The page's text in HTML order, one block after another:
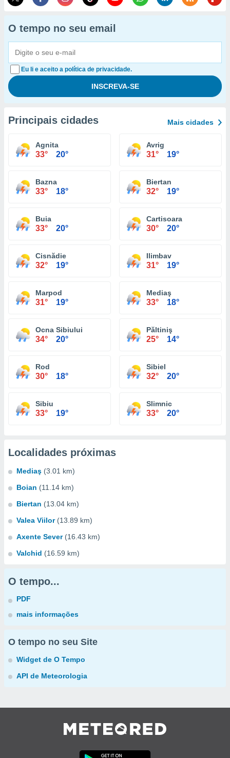
O tempo no seu email
Eu li e aceito a política de privacidade.
Principais cidades Mais cidades
Agnita
33° 20°
Avrig
31° 19°
Bazna
33° 18°
Biertan
32° 19°
Buia
33° 20°
Cartisoara
30° 20°
Cisnădie
32° 19°
Ilimbav
31° 19°
Marpod
31° 19°
Mediaş
33° 18°
Ocna Sibiului
34° 20°
Păltiniş
25° 14°
Rod
30° 18°
Sibiel
32° 20°
Sibiu
33° 19°
Slimnic
33° 20°
Localidades próximas
Mediaş (3.01 km)
Boian (11.14 km)
Biertan (13.04 km)
Valea Viilor (13.89 km)
Axente Sever (16.43 km)
Valchid (16.59 km)
O tempo...
PDF
mais informações
O tempo no seu Site
Widget de O Tempo
API de Meteorologia